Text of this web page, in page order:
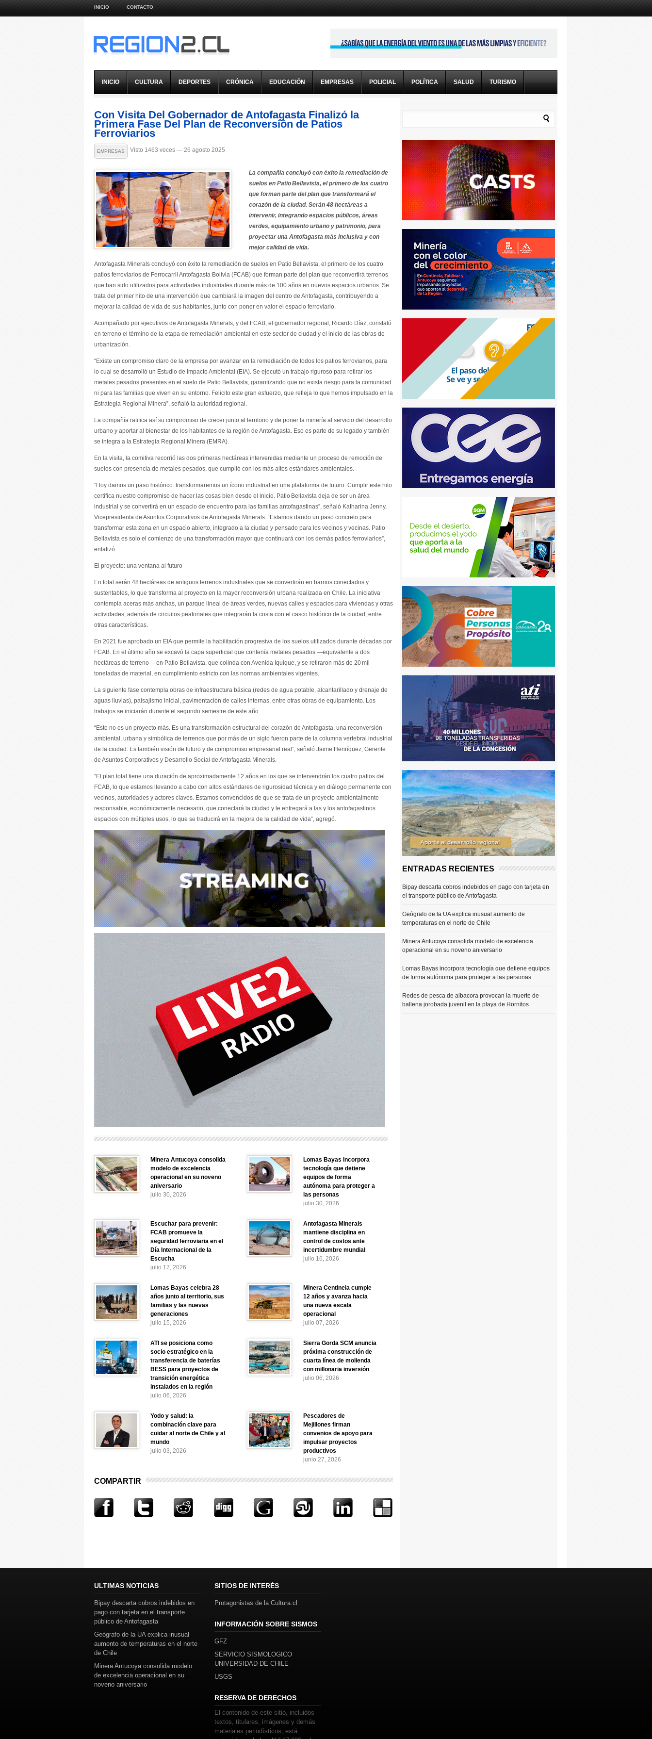
INICIO CONTACTO
INICIO CULTURA DEPORTES CRÓNICA EDUCACIÓN EMPRESAS POLICIAL POLÍTICA SALUD TURISMO
Con Visita Del Gobernador de Antofagasta Finalizó la
Primera Fase Del Plan de Reconversión de Patios
Ferroviarios
EMPRESAS Visto 1463 veces — 26 agosto 2025
La compañía concluyó con éxito la remediación de
suelos en Patio Bellavista, el primero de los cuatro
que forman parte del plan que transformará el
corazón de la ciudad. Serán 48 hectáreas a
intervenir, integrando espacios públicos, áreas
verdes, equipamiento urbano y patrimonio, para
proyectar una Antofagasta más inclusiva y con
mejor calidad de vida.
Antofagasta Minerals concluyó con éxito la remediación de suelos en Patio Bellavista, el primero de los cuatro
patios ferroviarios de Ferrocarril Antofagasta Bolivia (FCAB) que forman parte del plan que reconvertirá terrenos
que han sido utilizados para actividades industriales durante más de 100 años en nuevos espacios urbanos. Se
trata del primer hito de una intervención que cambiará la imagen del centro de Antofagasta, contribuyendo a
mejorar la calidad de vida de sus habitantes, junto con poner en valor el espacio ferroviario.
Acompañado por ejecutivos de Antofagasta Minerals, y del FCAB, el gobernador regional, Ricardo Díaz, constató
en terreno el término de la etapa de remediación ambiental en este sector de ciudad y el inicio de las obras de
urbanización.
“Existe un compromiso claro de la empresa por avanzar en la remediación de todos los patios ferroviarios, para
lo cual se desarrolló un Estudio de Impacto Ambiental (EIA). Se ejecutó un trabajo riguroso para retirar los
metales pesados presentes en el suelo de Patio Bellavista, garantizando que no exista riesgo para la comunidad
ni para las familias que viven en su entorno. Felicito este gran esfuerzo, que refleja lo que hemos impulsado en la
Estrategia Regional Minera”, señaló la autoridad regional.
La compañía ratifica así su compromiso de crecer junto al territorio y de poner la minería al servicio del desarrollo
urbano y aportar al bienestar de los habitantes de la región de Antofagasta. Eso es parte de su legado y también
se integra a la Estrategia Regional Minera (EMRA).
En la visita, la comitiva recorrió las dos primeras hectáreas intervenidas mediante un proceso de remoción de
suelos con presencia de metales pesados, que cumplió con los más altos estándares ambientales.
“Hoy damos un paso histórico: transformaremos un ícono industrial en una plataforma de futuro. Cumplir este hito
certifica nuestro compromiso de hacer las cosas bien desde el inicio. Patio Bellavista deja de ser un área
industrial y se convertirá en un espacio de encuentro para las familias antofagastinas”, señaló Katharina Jenny,
Vicepresidenta de Asuntos Corporativos de Antofagasta Minerals. “Estamos dando un paso concreto para
transformar esta zona en un espacio abierto, integrado a la ciudad y pensado para los vecinos y vecinas. Patio
Bellavista es solo el comienzo de una transformación mayor que continuará con los demás patios ferroviarios”,
enfatizó.
El proyecto: una ventana al futuro
En total serán 48 hectáreas de antiguos terrenos industriales que se convertirán en barrios conectados y
sustentables, lo que transforma al proyecto en la mayor reconversión urbana realizada en Chile. La iniciativa
contempla aceras más anchas, un parque lineal de áreas verdes, nuevas calles y espacios para viviendas y otras
actividades, además de circuitos peatonales que integrarán la costa con el casco histórico de la ciudad, entre
otras características.
En 2021 fue aprobado un EIA que permite la habilitación progresiva de los suelos utilizados durante décadas por
FCAB. En el último año se excavó la capa superficial que contenía metales pesados —equivalente a dos
hectáreas de terreno— en Patio Bellavista, que colinda con Avenida Iquique, y se retiraron más de 20 mil
toneladas de material, en cumplimiento estricto con las normas ambientales vigentes.
La siguiente fase contempla obras de infraestructura básica (redes de agua potable, alcantarillado y drenaje de
aguas lluvias), paisajismo inicial, pavimentación de calles internas, entre otras obras de equipamiento. Los
trabajos se iniciarán durante el segundo semestre de este año.
“Este no es un proyecto más. Es una transformación estructural del corazón de Antofagasta, una reconversión
ambiental, urbana y simbólica de terrenos que por más de un siglo fueron parte de la columna vertebral industrial
de la ciudad. Es también visión de futuro y de compromiso empresarial real”, señaló Jaime Henríquez, Gerente
de Asuntos Corporativos y Desarrollo Social de Antofagasta Minerals.
“El plan total tiene una duración de aproximadamente 12 años en los que se intervendrán los cuatro patios del
FCAB, lo que estamos llevando a cabo con altos estándares de rigurosidad técnica y en diálogo permanente con
vecinos, autoridades y actores claves. Estamos convencidos de que se trata de un proyecto ambientalmente
responsable, económicamente necesario, que conectará la ciudad y le entregará a las y los antofagastinos
espacios con múltiples usos, lo que se traducirá en la mejora de la calidad de vida”, agregó.
Minera Antucoya consolida
modelo de excelencia
operacional en su noveno
aniversario
julio 30, 2026
Lomas Bayas incorpora
tecnología que detiene
equipos de forma
autónoma para proteger a
las personas
julio 30, 2026
Escuchar para prevenir:
FCAB promueve la
seguridad ferroviaria en el
Día Internacional de la
Escucha
julio 17, 2026
Antofagasta Minerals
mantiene disciplina en
control de costos ante
incertidumbre mundial
julio 16, 2026
Lomas Bayas celebra 28
años junto al territorio, sus
familias y las nuevas
generaciones
julio 15, 2026
Minera Centinela cumple
12 años y avanza hacia
una nueva escala
operacional
julio 07, 2026
ATI se posiciona como
socio estratégico en la
transferencia de baterías
BESS para proyectos de
transición energética
instalados en la región
julio 06, 2026
Sierra Gorda SCM anuncia
próxima construcción de
cuarta línea de molienda
con millonaria inversión
julio 06, 2026
Yodo y salud: la
combinación clave para
cuidar al norte de Chile y al
mundo
julio 03, 2026
Pescadores de
Mejillones firman
convenios de apoyo para
impulsar proyectos
productivos
junio 27, 2026
COMPARTIR
ENTRADAS RECIENTES
Bipay descarta cobros indebidos en pago con tarjeta en
el transporte público de Antofagasta
Geógrafo de la UA explica inusual aumento de
temperaturas en el norte de Chile
Minera Antucoya consolida modelo de excelencia
operacional en su noveno aniversario
Lomas Bayas incorpora tecnología que detiene equipos
de forma autónoma para proteger a las personas
Redes de pesca de albacora provocan la muerte de
ballena jorobada juvenil en la playa de Hornitos
ULTIMAS NOTICIAS
Bipay descarta cobros indebidos en
pago con tarjeta en el transporte
público de Antofagasta
Geógrafo de la UA explica inusual
aumento de temperaturas en el norte
de Chile
Minera Antucoya consolida modelo
de excelencia operacional en su
noveno aniversario
SITIOS DE INTERÉS
Protagonistas de la Cultura.cl
INFORMACIÓN SOBRE SISMOS
GFZ
SERVICIO SISMOLOGICO
UNIVERSIDAD DE CHILE
USGS
RESERVA DE DERECHOS
El contenido de este sitio, incluidos
textos, titulares, imágenes y demás
materiales periodísticos, está